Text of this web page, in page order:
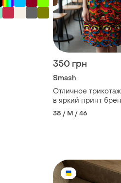
350 грн
Smash
Отличное
в яркий принт
бур-во таиланд
38 / M / 46